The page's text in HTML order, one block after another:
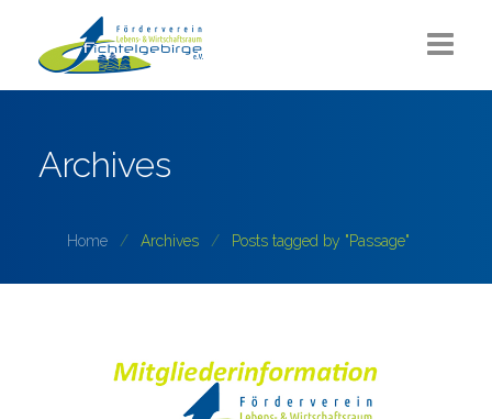
Über uns
Archives
Home Archives Posts tagged by "Passage"